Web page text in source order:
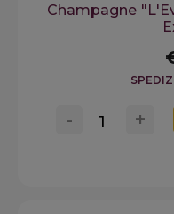
Champagne
+
-